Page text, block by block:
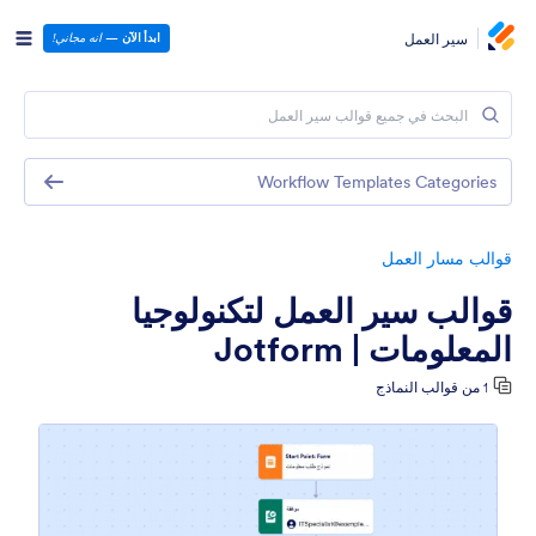
سير العمل ابدأ الآن —انه مجاني!
قوالب مسار العمل
قوالب سير العمل لتكنولوجيا
المعلومات | Jotform
1 من قوالب النماذج
Workflow Templates Categories